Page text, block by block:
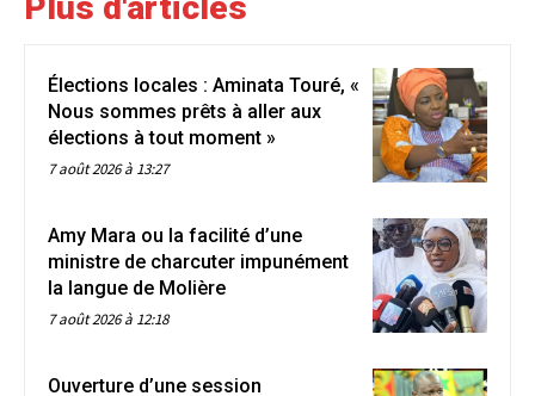
Plus d'articles
Élections locales : Aminata Touré, «
Nous sommes prêts à aller aux
élections à tout moment »
7 août 2026 à 13:27
Amy Mara ou la facilité d’une
ministre de charcuter impunément
la langue de Molière
7 août 2026 à 12:18
Ouverture d’une session